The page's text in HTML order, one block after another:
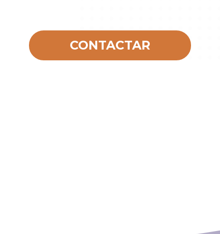
CONTACTAR